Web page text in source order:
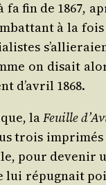
fa fin de 1867,
à la
on disait
d’a­vril 1868.
laFeuille
trois impri­més
pour deve­nir
répu­gnait